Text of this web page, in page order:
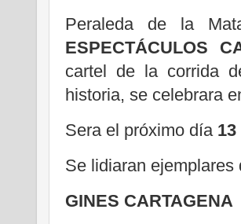
Peraleda de la
ESPECTÁCULOS
cartel de la corrida
historia, se celebrara
Sera el próximo día
Se lidiaran ejemplares
GINES CARTAGENA